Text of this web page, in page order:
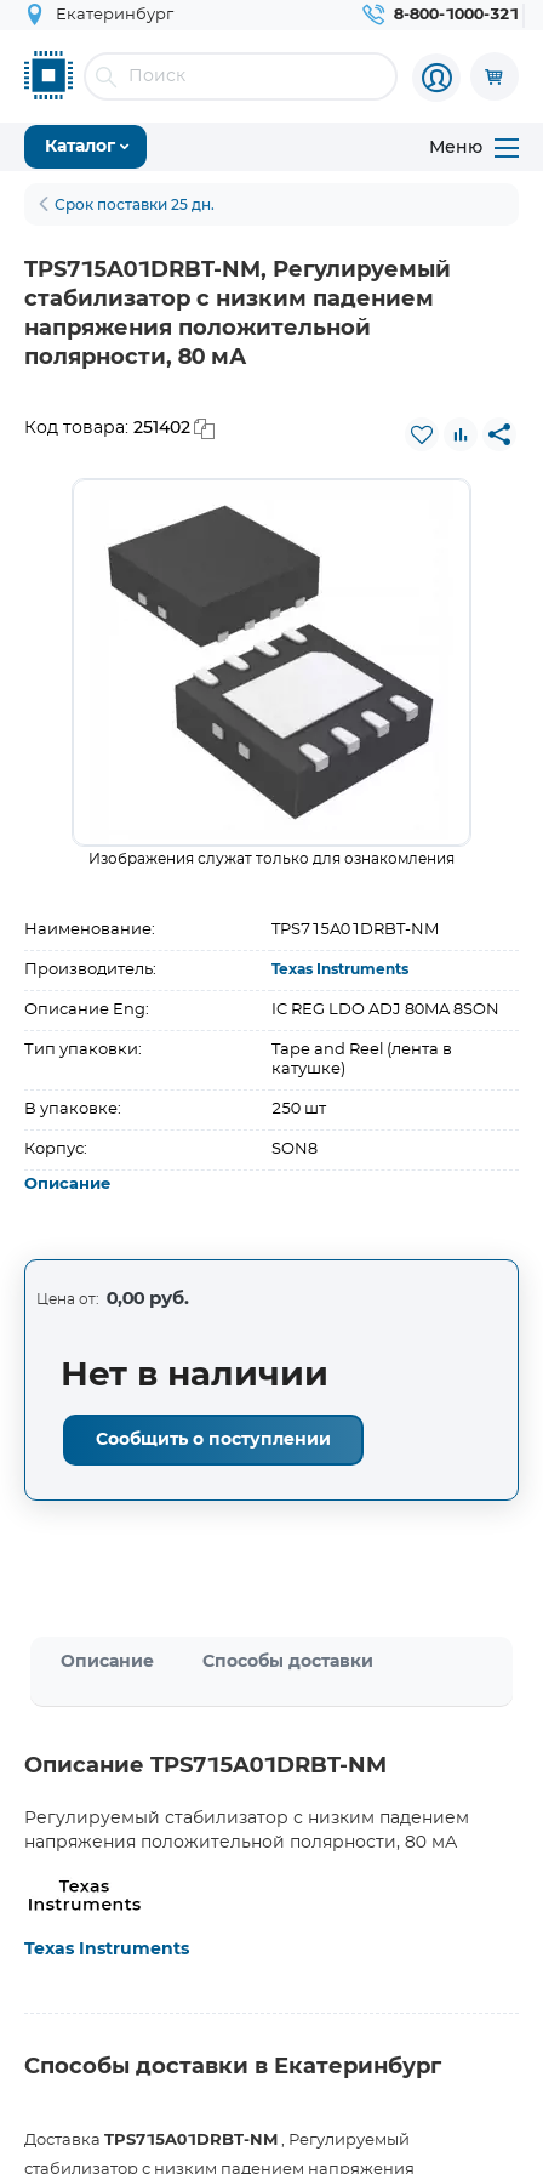
Екатеринбург 8-800-1000-321
Каталог Меню
Срок поставки 25 дн.
TPS715A01DRBT-NM, Регулируемый
стабилизатор с низким падением
напряжения положительной
полярности, 80 мА
Код товара: 251402
Изображения служат только для ознакомления
Наименование: TPS715A01DRBT-NM
Производитель: Texas Instruments
Описание Eng: IC REG LDO ADJ 80MA 8SON
Тип упаковки:
Tape and Reel (лента в
катушке)
В упаковке: 250 шт
Корпус: SON8
Описание
Цена от: 0,00 руб.
Нет в наличии
Сообщить о поступлении
Описание Способы доставки
Описание TPS715A01DRBT-NM
Регулируемый стабилизатор с низким падением
напряжения положительной полярности, 80 мА
Texas Instruments
Способы доставки в Екатеринбург
Доставка TPS715A01DRBT-NM , Регулируемый
стабилизатор с низким падением напряжения